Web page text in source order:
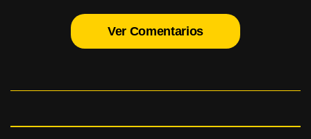
Ver Comentarios